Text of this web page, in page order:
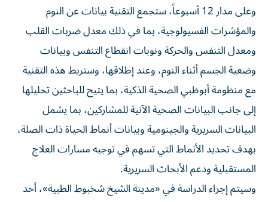
وعلى مدار 12 أسبوعاً، ستجمع التقنية بيانات عن النوم
والمؤشرات الفسيولوجية، بما في ذلك معدل ضربات القلب
ومعدل التنفس والحركة ونوبات انقطاع التنفس وبيانات
وضعية الجسم أثناء النوم، وعند إطلاقها، وستربط هذه التقنية
مع منظومة أبوظبي الصحية الذكية، بما يتيح للباحثين تحليلها
إلى جانب البيانات الصحية الآنية للمشاركين، بما يشمل
البيانات السريرية والجينومية وبيانات أنماط الحياة ذات الصلة،
بهدف تحديد الأنماط التي تسهم في توجيه مسارات العلاج
المستقبلية ودعم الأبحاث السريرية.
وسيتم إجراء الدراسة في «مدينة الشيخ شخبوط الطبية»، أحد